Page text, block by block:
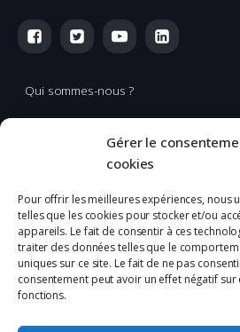
Gérer le
cookies
Pour offrir les meilleures expériences, nous
telles que les cookies pour stocker et/ou
appareils. Le fait de consentir à ces
traiter des données telles que le
uniques sur ce site. Le fait de ne pas
consentement peut avoir un effet négatif
fonctions.
Qui sommes-nous ?
Multimédia
Réalisation & production vidéo
L'Incubation
Mentions légales